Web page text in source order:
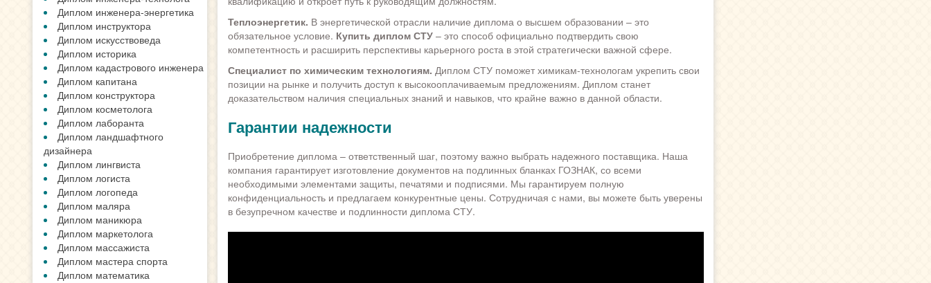
Диплом инженера-энергетика
Диплом инструктора
Диплом искусствоведа
Диплом историка
Диплом кадастрового инженера
Диплом капитана
Диплом конструктора
Диплом косметолога
Диплом лаборанта
Диплом ландшафтного
дизайнера
Диплом лингвиста
Диплом логиста
Диплом логопеда
Диплом маляра
Диплом маникюра
Диплом маркетолога
Диплом массажиста
Диплом мастера спорта
Диплом математика
Теплоэнергетик. В энергетической отрасли наличие диплома о высшем образовании – это
обязательное условие. Купить диплом СТУ– это способ официально подтвердить свою
компетентность и расширить перспективы карьерного роста в этой стратегически важной сфере.
Специалист по химическим технологиям. Диплом СТУ поможет химикам-технологам укрепить свои
позиции на рынке и получить доступ к высокооплачиваемым предложениям. Диплом станет
доказательством наличия специальных знаний и навыков, что крайне важно в данной области.
Гарантии надежности
Приобретение диплома – ответственный шаг, поэтому важно выбрать надежного поставщика. Наша
компания гарантирует изготовление документов на подлинных бланках ГОЗНАК, со всеми
необходимыми элементами защиты, печатями и подписями. Мы гарантируем полную
конфиденциальность и предлагаем конкурентные цены. Сотрудничая с нами, вы можете быть уверены
в безупречном качестве и подлинности диплома СТУ.